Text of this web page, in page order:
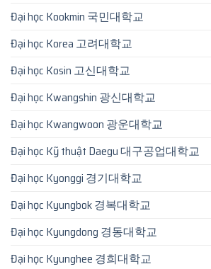
Đại học Kookmin 국민대학교
Đại học Korea 고려대학교
Đại học Kosin 고신대학교
Đại học Kwangshin 광신대학교
Đại học Kwangwoon 광운대학교
Đại học Kỹ thuật Daegu 대구공업대학교
Đại học Kyonggi 경기대학교
Đại học Kyungbok 경복대학교
Đại học Kyungdong 경동대학교
Đại học Kyunghee 경희대학교